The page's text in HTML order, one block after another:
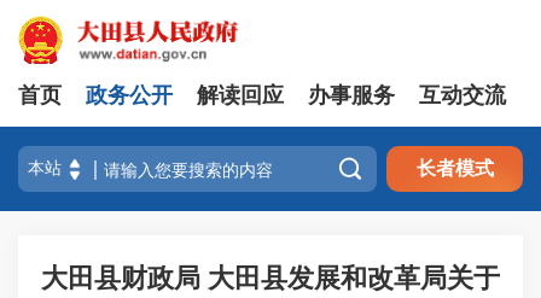
首页 政务公开 解读回应 办事服务 互动交流
 长者模式
大田县财政局 大田县发展和改革局关于